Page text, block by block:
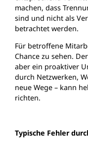
machen, dass
sind und nicht als
betrachtet werden.
Für betroffene
Chance zu sehen.
aber ein proaktiver
durch Netzwerken,
neue Wege – kann
richten.
Typische Fehler